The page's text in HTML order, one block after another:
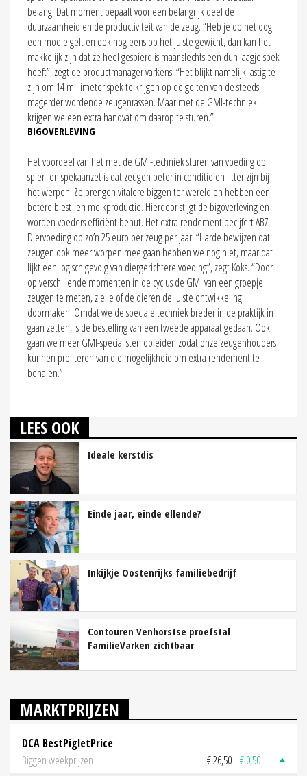
belang. Dat moment bepaalt voor een belangrijk deel de
duurzaamheid en de productiviteit van de zeug. “Heb je op het oog
een mooie gelt en ook nog eens op het juiste gewicht, dan kan het
makkelijk zijn dat ze heel gespierd is maar slechts een dun laagje spek
heeft”, zegt de productmanager varkens. “Het blijkt namelijk lastig te
zijn om 14 millimeter spek te krijgen op de gelten van de steeds
magerder wordende zeugenrassen. Maar met de GMI-techniek
krijgen we een extra handvat om daarop te sturen.”
BIGOVERLEVING
Het voordeel van het met de GMI-techniek sturen van voeding op
spier- en spekaanzet is dat zeugen beter in conditie en fitter zijn bij
het werpen. Ze brengen vitalere biggen ter wereld en hebben een
betere biest- en melkproductie. Hierdoor stijgt de bigoverleving en
worden voeders efficiënt benut. Het extra rendement becijfert ABZ
Diervoeding op zo’n 25 euro per zeug per jaar. “Harde bewijzen dat
zeugen ook meer worpen mee gaan hebben we nog niet, maar dat
lijkt een logisch gevolg van diergerichtere voeding”, zegt Koks. “Door
op verschillende momenten in de cyclus de GMI van een groepje
zeugen te meten, zie je of de dieren de juiste ontwikkeling
doormaken. Omdat we de speciale techniek breder in de praktijk in
gaan zetten, is de bestelling van een tweede apparaat gedaan. Ook
gaan we meer GMI-specialisten opleiden zodat onze zeugenhouders
kunnen profiteren van die mogelijkheid om extra rendement te
behalen.”
LEES OOK
Ideale kerstdis
Einde jaar, einde ellende?
Inkijkje Oostenrijks familiebedrijf
Contouren Venhorstse proefstal
FamilieVarken zichtbaar
MARKTPRIJZEN
DCA BestPigletPrice
Biggen weekprijzen
€ 26,50 € 0,50